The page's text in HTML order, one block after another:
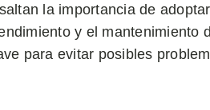
la importancia de
y el mantenimiento
para evitar posibles